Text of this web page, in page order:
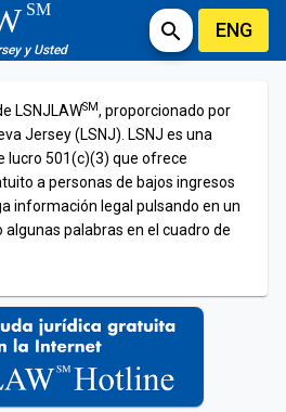
SM
y Usted
search ENG
LSNJLAWSM, proporcionado por
Jersey (LSNJ). LSNJ es una
lucro 501(c)(3) que ofrece
a personas de bajos ingresos
información legal pulsando en un
palabras en el cuadro de